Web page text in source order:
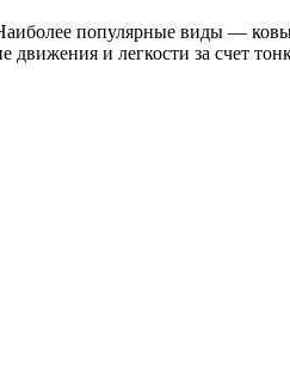
популярные виды —
и легкости за счет